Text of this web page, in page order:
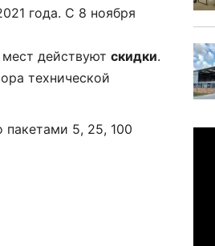
года. С 8 ноября
действуют скидки.
технической
5, 25, 100